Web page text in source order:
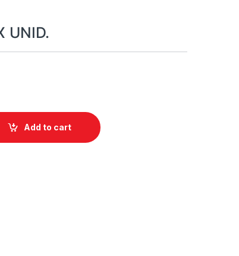
UNID.
Add to cart